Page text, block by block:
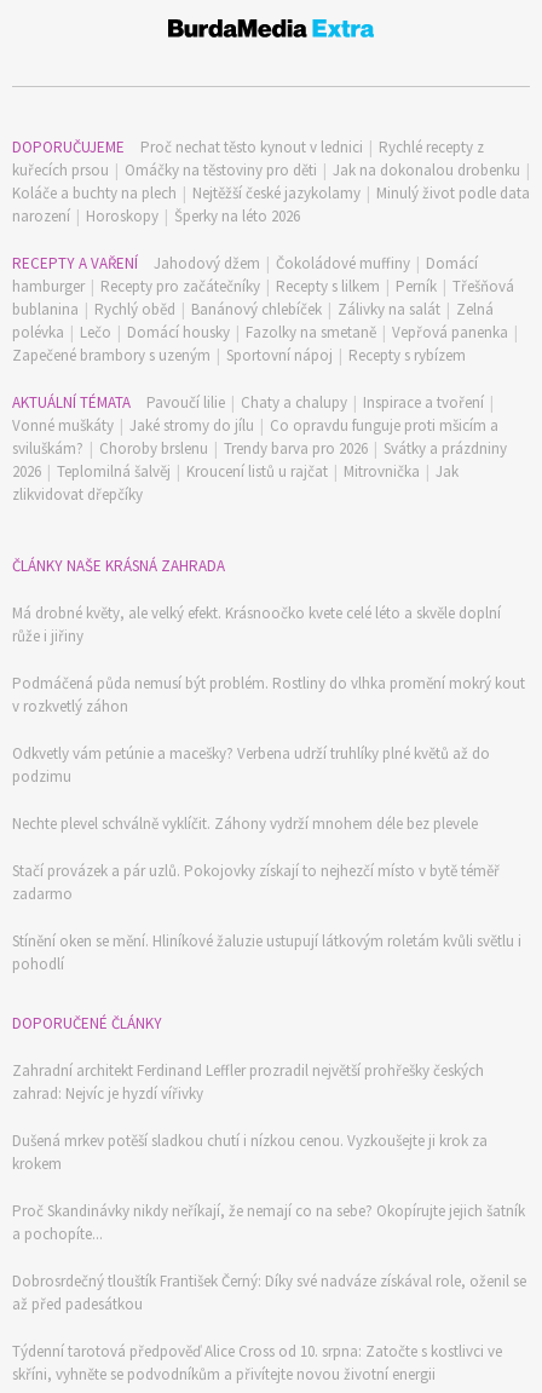
DOPORUČUJEME Proč nechat těsto kynout v lednici | Rychlé recepty z
kuřecích prsou | Omáčky na těstoviny pro děti | Jak na dokonalou drobenku |
Koláče a buchty na plech | Nejtěžší české jazykolamy | Minulý život podle data
narození | Horoskopy | Šperky na léto 2026
RECEPTY A VAŘENÍ Jahodový džem | Čokoládové muffiny | Domácí
hamburger | Recepty pro začátečníky | Recepty s lilkem | Perník | Třešňová
bublanina | Rychlý oběd | Banánový chlebíček | Zálivky na salát | Zelná
polévka | Lečo | Domácí housky | Fazolky na smetaně | Vepřová panenka |
Zapečené brambory s uzeným | Sportovní nápoj | Recepty s rybízem
AKTUÁLNÍ TÉMATA Pavoučí lilie | Chaty a chalupy | Inspirace a tvoření |
Vonné muškáty | Jaké stromy do jílu | Co opravdu funguje proti mšicím a
sviluškám? | Choroby brslenu | Trendy barva pro 2026 | Svátky a prázdniny
2026 | Teplomilná šalvěj | Kroucení listů u rajčat | Mitrovnička | Jak
zlikvidovat dřepčíky
ČLÁNKY NAŠE KRÁSNÁ ZAHRADA
Má drobné květy, ale velký efekt. Krásnoočko kvete celé léto a skvěle doplní
růže i jiřiny
Podmáčená půda nemusí být problém. Rostliny do vlhka promění mokrý kout
v rozkvetlý záhon
Odkvetly vám petúnie a macešky? Verbena udrží truhlíky plné květů až do
podzimu
Nechte plevel schválně vyklíčit. Záhony vydrží mnohem déle bez plevele
Stačí provázek a pár uzlů. Pokojovky získají to nejhezčí místo v bytě téměř
zadarmo
Stínění oken se mění. Hliníkové žaluzie ustupují látkovým roletám kvůli světlu i
pohodlí
DOPORUČENÉ ČLÁNKY
Zahradní architekt Ferdinand Leffler prozradil největší prohřešky českých
zahrad: Nejvíc je hyzdí vířivky
Dušená mrkev potěší sladkou chutí i nízkou cenou. Vyzkoušejte ji krok za
krokem
Proč Skandinávky nikdy neříkají, že nemají co na sebe? Okopírujte jejich šatník
a pochopíte...
Dobrosrdečný tlouštík František Černý: Díky své nadváze získával role, oženil se
až před padesátkou
Týdenní tarotová předpověď Alice Cross od 10. srpna: Zatočte s kostlivci ve
skříni, vyhněte se podvodníkům a přivítejte novou životní energii